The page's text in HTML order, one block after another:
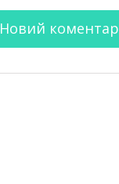
Новий коментар